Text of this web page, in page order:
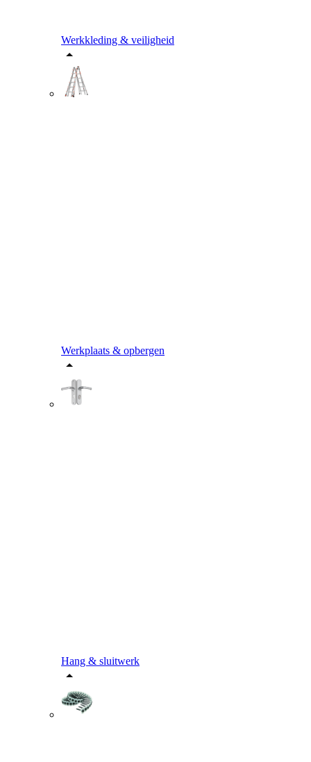
Werkkleding & veiligheid
Werkplaats & opbergen
Hang & sluitwerk